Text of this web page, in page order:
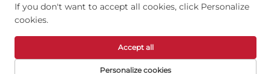
காப்புரிமை © 2026 ஷான்டோங் ஜிண்டிங் நீர்ப்புகா தொழில்நுட்ப கம்பெனி
லிமிடெட். அனைத்து உரிமைகளும் காப்புரிமையின் கீழ். —தனிமை
கொள்கை
If you don't want to accept all cookies, click Personalize
cookies.
Personalize cookies
Accept all